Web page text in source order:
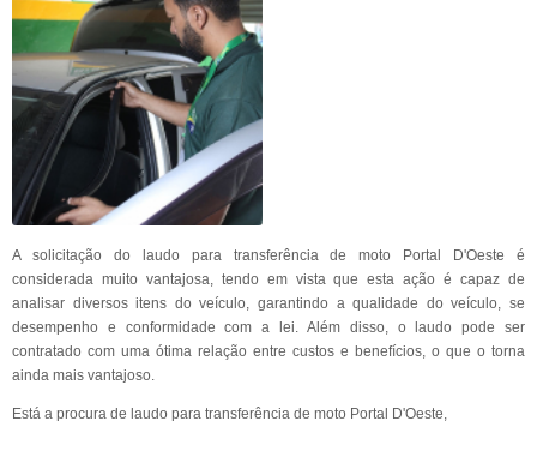
A solicitação do laudo para transferência de moto Portal D'Oeste é
considerada muito vantajosa, tendo em vista que esta ação é capaz de
analisar diversos itens do veículo, garantindo a qualidade do veículo, se
desempenho e conformidade com a lei. Além disso, o laudo pode ser
contratado com uma ótima relação entre custos e benefícios, o que o torna
ainda mais vantajoso.
Está a procura de laudo para transferência de moto Portal D'Oeste,